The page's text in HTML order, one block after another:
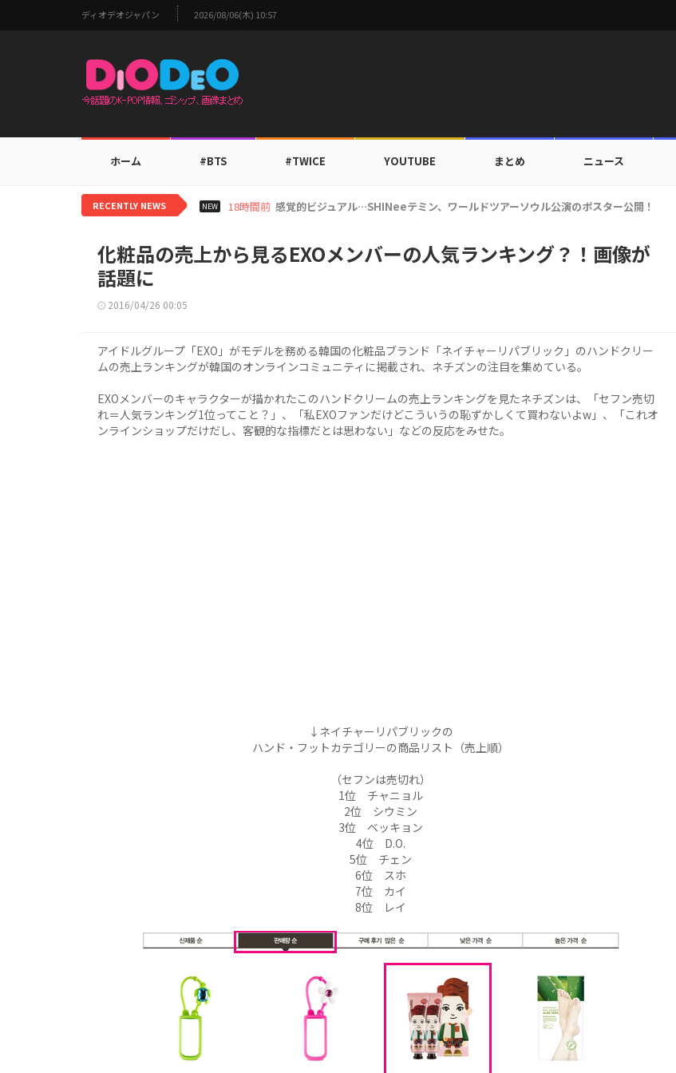
ディオデオジャパン 2026/08/06(木) 10:57
ホーム #BTS #TWICE YOUTUBE まとめ ニュース
RECENTLY NEWS NEW 20時間前 i-dleシュファ、ブランドン「セーフ・デイズ」と日常・旅行スタイルを提案！
化粧品の売上から見るEXOメンバーの人気ランキング？！画像が
話題に
2016/04/26 00:05
アイドルグループ「EXO」がモデルを務める韓国の化粧品ブランド「ネイチャーリパブリック」のハンドクリー
ムの売上ランキングが韓国のオンラインコミュニティに掲載され、ネチズンの注目を集めている。
EXOメンバーのキャラクターが描かれたこのハンドクリームの売上ランキングを見たネチズンは、「セフン売切
れ＝人気ランキング1位ってこと？」、「私EXOファンだけどこういうの恥ずかしくて買わないよw」、「これオ
ンラインショップだけだし、客観的な指標だとは思わない」などの反応をみせた。
↓ネイチャーリパブリックの
ハンド・フットカテゴリーの商品リスト（売上順）
（セフンは売切れ）
1位 チャニョル
2位 シウミン
3位 ベッキョン
4位 D.O.
5位 チェン
6位 スホ
7位 カイ
8位 レイ